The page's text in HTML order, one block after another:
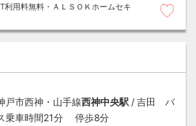
利用料無料・ＡＬＳＯＫホームセキ
戸市西神・山手線西神中央駅 / 吉田 バ
乗車時間21分 停歩8分